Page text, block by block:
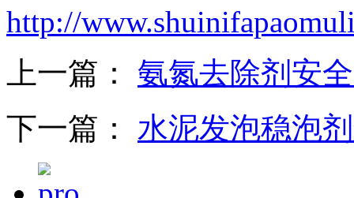
http://
上一篇： 氨氮去除剂安
下一篇： 水泥发泡稳泡